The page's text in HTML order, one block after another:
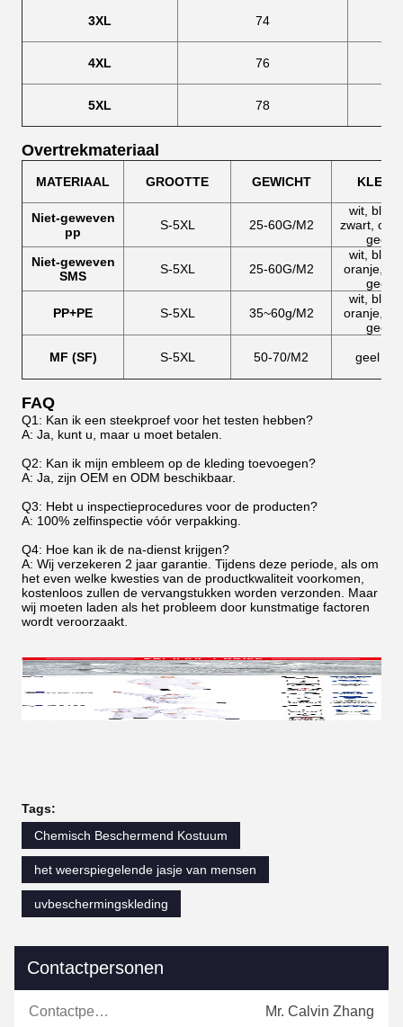
3XL 74
4XL 76
5XL 78
Overtrekmateriaal
MATERIAAL GROOTTE GEWICHT KLEUR
Niet-geweven
pp
S-5XL 25-60G/M2
wit,
zwart,
geel
Niet-geweven
SMS
S-5XL 25-60G/M2
wit,
oranje,
geel
PP+PE S-5XL 35~60g/M2
wit,
oranje,
geel
MF (SF) S-5XL 50-70/M2 geel wit,
FAQ
Q1: Kan ik een steekproef voor het testen hebben?
A: Ja, kunt u, maar u moet betalen.
Q2: Kan ik mijn embleem op de kleding toevoegen?
A: Ja, zijn OEM en ODM beschikbaar.
Q3: Hebt u inspectieprocedures voor de producten?
A: 100% zelfinspectie vóór verpakking.
Q4: Hoe kan ik de na-dienst krijgen?
A: Wij verzekeren 2 jaar garantie. Tijdens deze periode, als om
het even welke kwesties van de productkwaliteit voorkomen,
kostenloos zullen de vervangstukken worden verzonden. Maar
wij moeten laden als het probleem door kunstmatige factoren
wordt veroorzaakt.
Tags:
Chemisch Beschermend Kostuum
het weerspiegelende jasje van mensen
uvbeschermingskleding
Contactpersonen
Contactpersonen: Mr. Calvin Zhang